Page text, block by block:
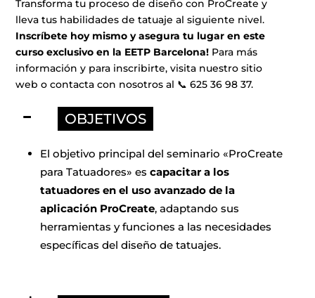
Transforma tu proceso de diseño con ProCreate y
lleva tus habilidades de tatuaje al siguiente nivel.
Inscríbete hoy mismo y asegura tu lugar en este
curso exclusivo en la EETP Barcelona! Para más
información y para inscribirte, visita nuestro sitio
web o contacta con nosotros al 📞 625 36 98 37.
OBJETIVOS
El objetivo principal del seminario «ProCreate
para Tatuadores» escapacitar a los
tatuadores en el uso avanzado de la
aplicación ProCreate, adaptando sus
herramientas y funciones a las necesidades
específicas del diseño de tatuajes.